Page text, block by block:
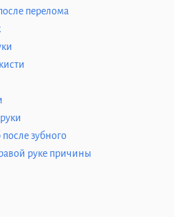
перелома
зубного
руке причины